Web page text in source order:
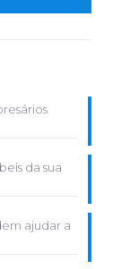
da sua
ajudar a